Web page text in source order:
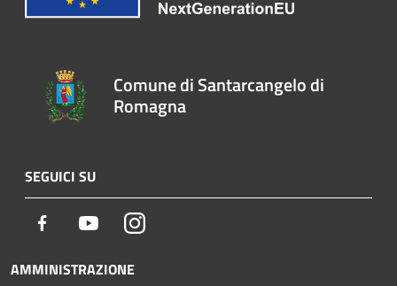
Comune di Santarcangelo di
Romagna
SEGUICI SU
Facebook YoutubeInstagram
AMMINISTRAZIONE